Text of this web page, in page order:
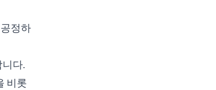
정하
다.
비롯